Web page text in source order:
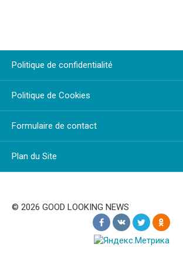
Politique de confidentialité
Politique de Cookies
Formulaire de contact
Plan du Site
© 2026 GOOD LOOKING NEWS